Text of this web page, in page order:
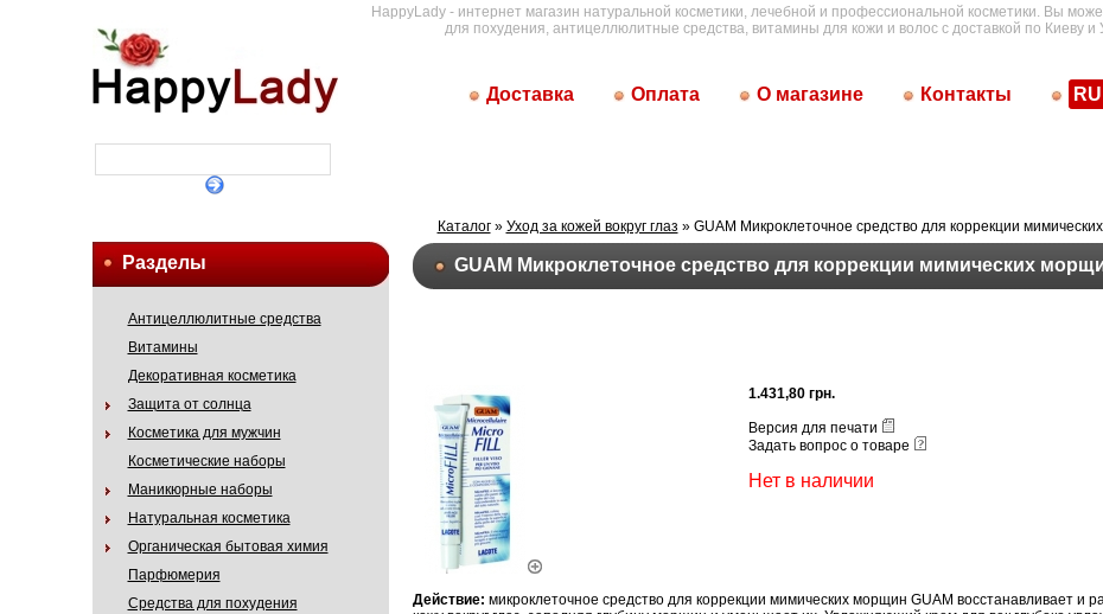
HappyLady - интернет магазин натуральной косметики, лечебной и профессиональной косметики. Вы
для похудения, антицеллюлитные средства, витамины для кожи и волос с доставкой по Киеву и
Доставка Оплата О магазине Контакты RU
Разделы
Антицеллюлитные средства
Витамины
Декоративная косметика
Защита от солнца
Косметика для мужчин
Косметические наборы
Маникюрные наборы
Натуральная косметика
Органическая бытовая химия
Парфюмерия
Средства для похудения
Каталог» Уход за кожей вокруг глаз » GUAM Микроклеточное средство для коррекции
GUAM Микроклеточное средство для коррекции мимических
1.431,80 грн.
Версия для печати
Задать вопрос о товаре
Нет в наличии
Действие: микроклеточное средство для коррекции мимических морщин GUAM восстанавливает и